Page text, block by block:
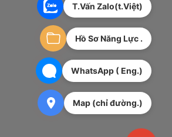
T.Vấn Zalo(t.Việt)
Hồ Sơ Năng Lực .
WhatsApp ( Eng.)
Map (chỉ đường.)